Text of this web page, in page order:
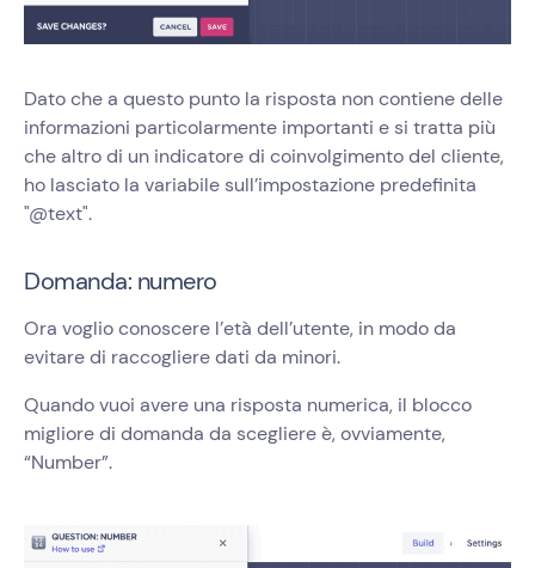
Dato che a questo punto la risposta non contiene delle
informazioni particolarmente importanti e si tratta più
che altro di un indicatore di coinvolgimento del cliente,
ho lasciato la variabile sull’impostazione predefinita
"@text".
Domanda: numero
Ora voglio conoscere l’età dell’utente, in modo da
evitare di raccogliere dati da minori.
Quando vuoi avere una risposta numerica, il blocco
migliore di domanda da scegliere è, ovviamente,
“Number”.